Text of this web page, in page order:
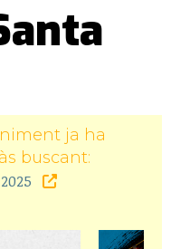
ja ha
buscant: